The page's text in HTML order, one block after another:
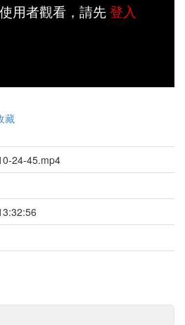
用者觀看，請先登入
藏
24-45.mp4